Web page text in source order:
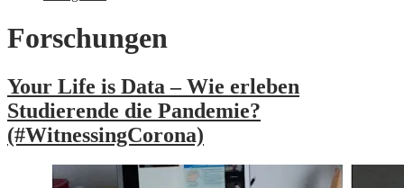
Forschungen
Your Life is Data – Wie erleben
Studierende die Pandemie?
(#WitnessingCorona)